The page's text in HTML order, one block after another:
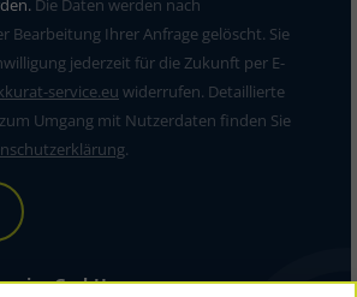
Die Daten werden nach
Bearbeitung Ihrer Anfrage gelöscht. Sie
jederzeit für die Zukunft per E-
service.eu widerrufen. Detaillierte
Umgang mit Nutzerdaten finden Sie
.
GmbH